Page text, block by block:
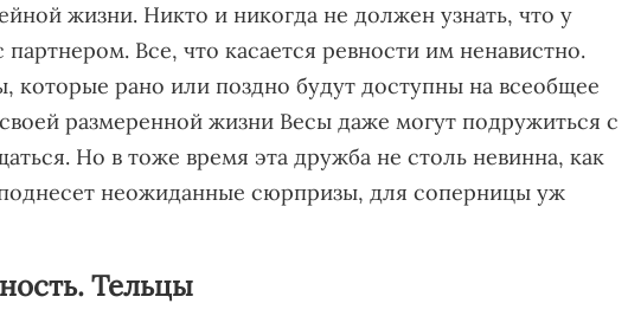
жизни. Никто и никогда не должен узнать, что у
Все, что касается ревности им ненавистно.
которые рано или поздно будут доступны на всеобщее
размеренной жизни Весы даже могут подружиться с
Но в тоже время эта дружба не столь невинна, как
неожиданные сюрпризы, для соперницы уж
Тельцы